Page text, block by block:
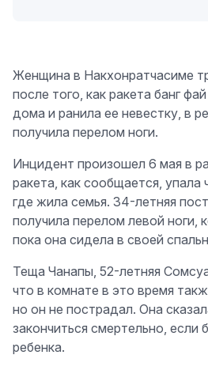
Женщина в Накхонратчасиме
после того, как ракета банг
дома и ранила ее невестку, в
получила перелом ноги.
Инцидент произошел 6 мая в
ракета, как сообщается,
где жила семья. 34-летняя
получила перелом левой ноги,
пока она сидела в своей
Теща Чанапы, 52-летняя
что в комнате в это время
но он не пострадал. Она
закончиться смертельно, если
ребенка.